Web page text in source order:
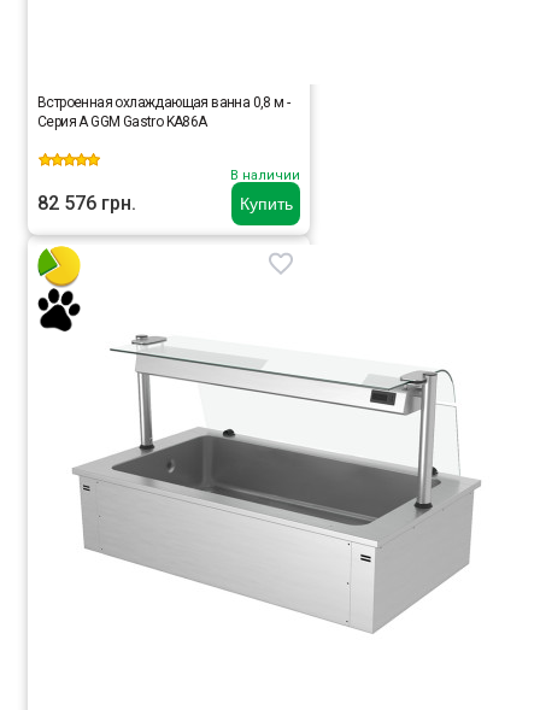
Купить
Встроенная охлаждающая ванна 0,8 м -
Серия A GGM Gastro KA86A
В наличии
82 576 грн.